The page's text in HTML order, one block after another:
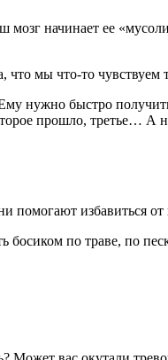
мозг начинает ее
что мы что-то чувствуем
нужно быстро получить
прошло, третье… А
помогают избавиться
босиком по траве, по